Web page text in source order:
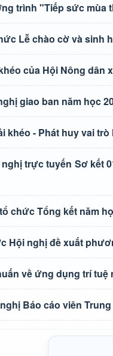
trình "Tiếp sức mùa
Lễ chào cờ và sinh
của Hội Nông dân
giao ban năm học
khéo - Phát huy vai
trực tuyến Sơ kết
chức Tổng kết năm
Hội nghị đề xuất
về ứng dụng trí tuệ
Báo cáo viên